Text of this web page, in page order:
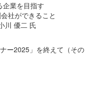
企業を目指す
社ができること
川 優二 氏
ー2025」を終えて（その